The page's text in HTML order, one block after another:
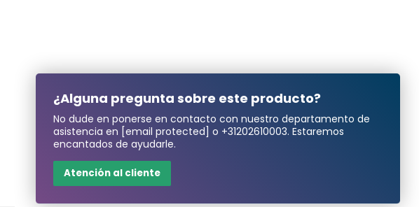
¿Alguna pregunta sobre este producto?
No dude en ponerse en contacto con nuestro departamento de
asistencia en [email protected] o +31202610003. Estaremos
encantados de ayudarle.
Atención al cliente